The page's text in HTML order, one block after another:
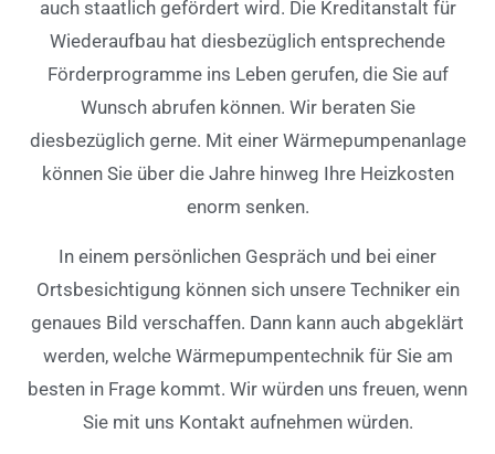
auch staatlich gefördert wird. Die Kreditanstalt für
Wiederaufbau hat diesbezüglich entsprechende
Förderprogramme ins Leben gerufen, die Sie auf
Wunsch abrufen können. Wir beraten Sie
diesbezüglich gerne. Mit einer Wärmepumpenanlage
können Sie über die Jahre hinweg Ihre Heizkosten
enorm senken.
In einem persönlichen Gespräch und bei einer
Ortsbesichtigung können sich unsere Techniker ein
genaues Bild verschaffen. Dann kann auch abgeklärt
werden, welche Wärmepumpentechnik für Sie am
besten in Frage kommt. Wir würden uns freuen, wenn
Sie mit uns Kontakt aufnehmen würden.